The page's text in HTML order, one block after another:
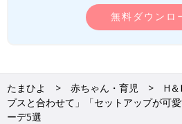
無料ダウンロ
たまひよ 赤ちゃん・育児
H
プスと合わせて」「セットアップが可
ーデ5選